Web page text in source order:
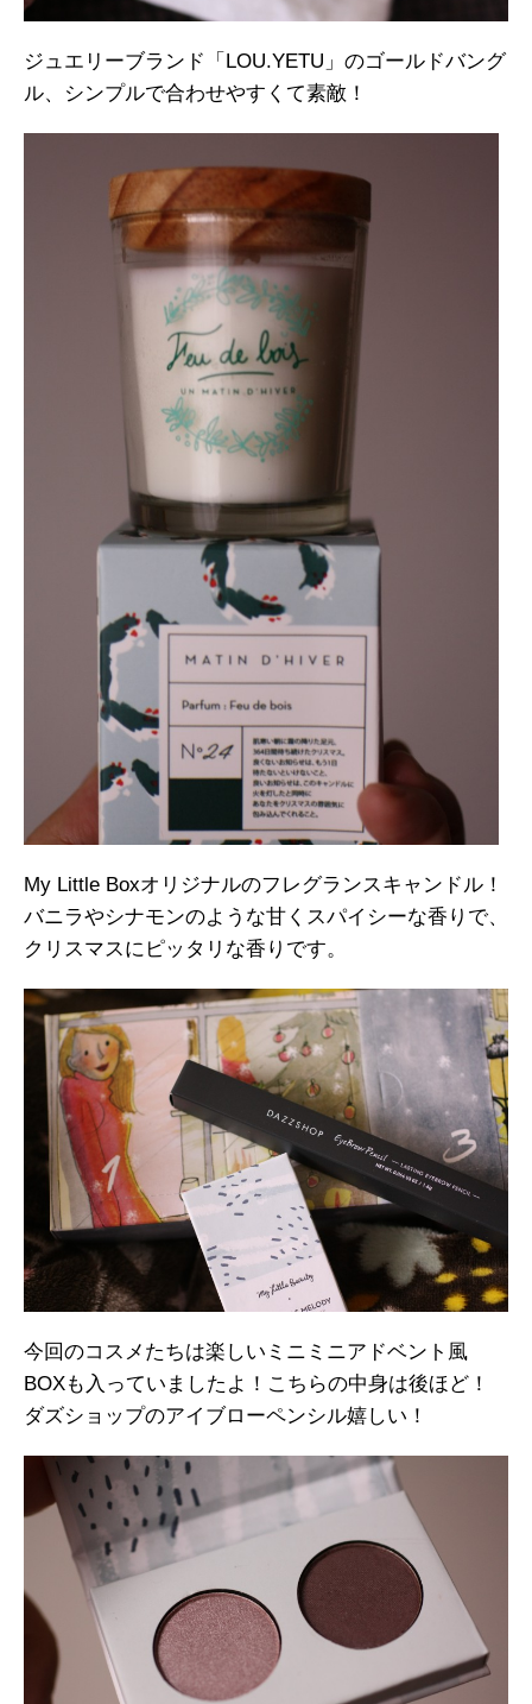
ジュエリーブランド「LOU.YETU」のゴールドバング
ル、シンプルで合わせやすくて素敵！
My Little Boxオリジナルのフレグランスキャンドル！
バニラやシナモンのような甘くスパイシーな香りで、
クリスマスにピッタリな香りです。
今回のコスメたちは楽しいミニミニアドベント風
BOXも入っていましたよ！こちらの中身は後ほど！
ダズショップのアイブローペンシル嬉しい！